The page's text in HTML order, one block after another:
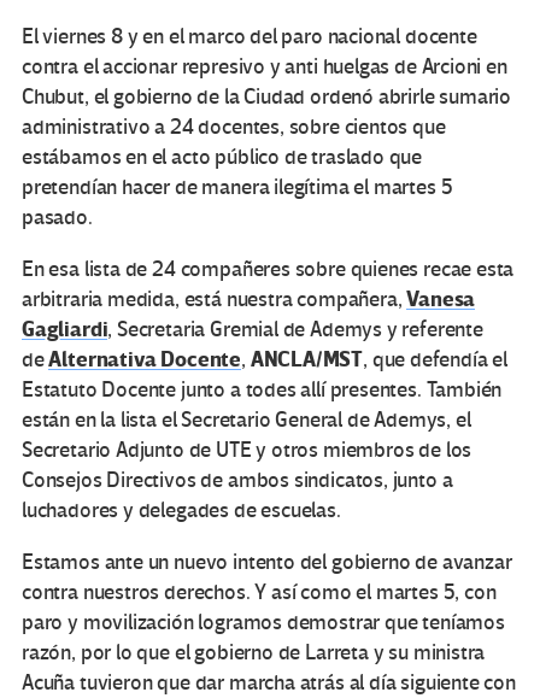
El viernes 8 y en el marco del paro nacional docente
contra el accionar represivo y anti huelgas de Arcioni en
Chubut, el gobierno de la Ciudad ordenó abrirle sumario
administrativo a 24 docentes, sobre cientos que
estábamos en el acto público de traslado que
pretendían hacer de manera ilegítima el martes 5
pasado.
En esa lista de 24 compañeres sobre quienes recae esta
arbitraria medida, está nuestra compañera,Vanesa
Gagliardi, Secretaria Gremial de Ademys y referente
deAlternativa Docente, ANCLA/MST, que defendía el
Estatuto Docente junto a todes allí presentes. También
están en la lista el Secretario General de Ademys, el
Secretario Adjunto de UTE y otros miembros de los
Consejos Directivos de ambos sindicatos, junto a
luchadores y delegades de escuelas.
Estamos ante un nuevo intento del gobierno de avanzar
contra nuestros derechos. Y así como el martes 5, con
paro y movilización logramos demostrar que teníamos
razón, por lo que el gobierno de Larreta y su ministra
Acuña tuvieron que dar marcha atrás al día siguiente con